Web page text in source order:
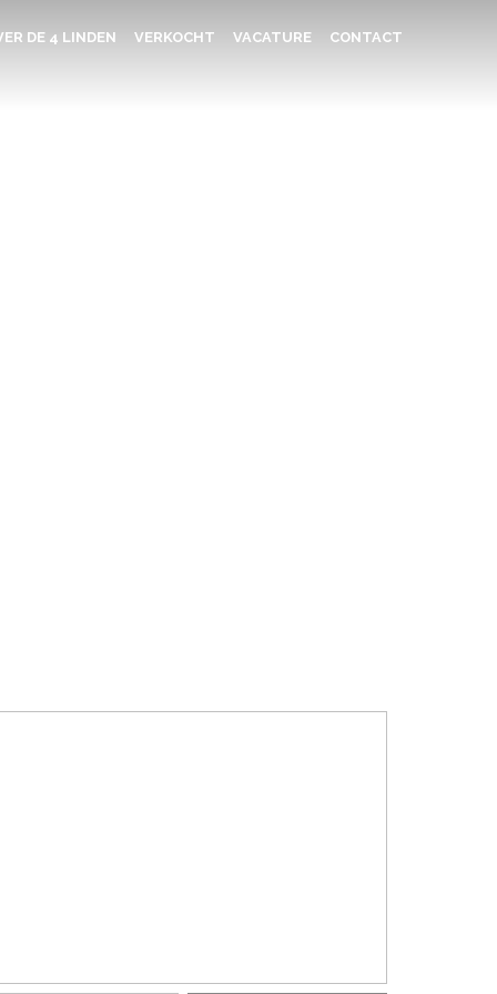
DE 4 LINDEN VERKOCHT VACATURE CONTACT